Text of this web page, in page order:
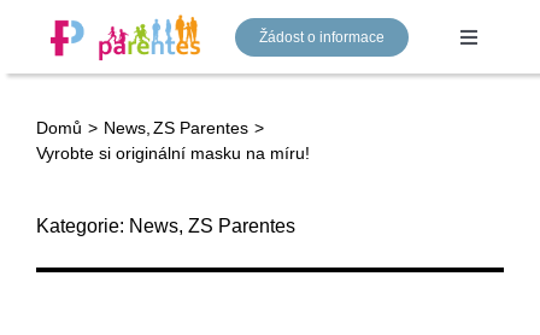
obsah
Žádost o informace
Toggle
Mateřská škola
Základní škola
Domů News ZS Parentes
Vyrobte si originální masku na míru!
Kategorie: News, ZS Parentes